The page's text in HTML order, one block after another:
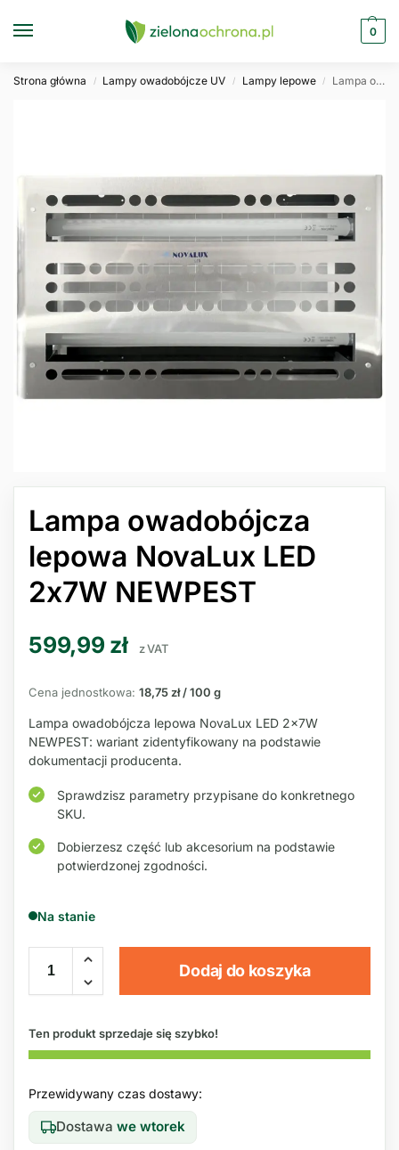
0
Strona główna / Lampy owadobójcze UV / Lampy lepowe / Lampa owadobójcza lepowa NovaLux LED 2x7W NEWPEST
Lampa owadobójcza
lepowa NovaLux LED
2x7W NEWPEST
599,99 zł z VAT
Cena jednostkowa: 18,75 zł / 100 g
Lampa owadobójcza lepowa NovaLux LED 2x7W
NEWPEST: wariant zidentyfikowany na podstawie
dokumentacji producenta.
Sprawdzisz parametry przypisane do konkretnego
SKU.
Dobierzesz część lub akcesorium na podstawie
potwierdzonej zgodności.
Na stanie
Dodaj do koszyka
Ten produkt sprzedaje się szybko!
Przewidywany czas dostawy:
Dostawa we wtorek